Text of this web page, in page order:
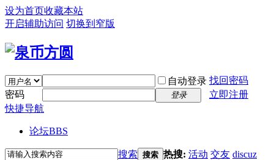
设为首页收藏本站
开启辅助访问 切换到窄版
自动登录 找回密码
密码
登录
立即注册
快捷导航
论坛BBS
搜索 搜索 热搜: 活动 交友 discuz